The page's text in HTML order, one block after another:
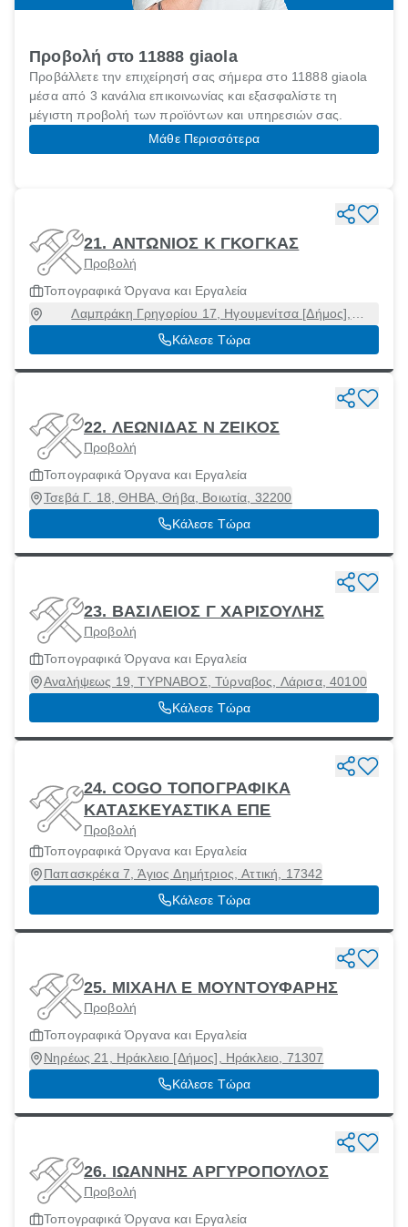
Προβολή στο 11888 giaola
Προβάλλετε την επιχείρησή σας σήμερα στο 11888 giaola
μέσα από 3 κανάλια επικοινωνίας και εξασφαλίστε τη
μέγιστη προβολή των προϊόντων και υπηρεσιών σας.
Μάθε Περισσότερα
21. ΑΝΤΩΝΙΟΣ Κ ΓΚΟΓΚΑΣ
Προβολή
Τοπογραφικά Όργανα και Εργαλεία
Λαμπράκη Γρηγορίου 17, Ηγουμενίτσα [Δήμος],
Θεσπρωτία, 46100
Κάλεσε Τώρα
22. ΛΕΩΝΙΔΑΣ Ν ΖΕΙΚΟΣ
Προβολή
Τοπογραφικά Όργανα και Εργαλεία
Τσεβά Γ. 18, ΘΗΒΑ, Θήβα, Βοιωτία, 32200
Κάλεσε Τώρα
23. ΒΑΣΙΛΕΙΟΣ Γ ΧΑΡΙΣΟΥΛΗΣ
Προβολή
Τοπογραφικά Όργανα και Εργαλεία
Αναλήψεως 19, ΤΥΡΝΑΒΟΣ, Τύρναβος, Λάρισα, 40100
Κάλεσε Τώρα
24. COGO ΤΟΠΟΓΡΑΦΙΚΑ
ΚΑΤΑΣΚΕΥΑΣΤΙΚΑ ΕΠΕ
Προβολή
Τοπογραφικά Όργανα και Εργαλεία
Παπασκρέκα 7, Άγιος Δημήτριος, Αττική, 17342
Κάλεσε Τώρα
25. ΜΙΧΑΗΛ Ε ΜΟΥΝΤΟΥΦΑΡΗΣ
Προβολή
Τοπογραφικά Όργανα και Εργαλεία
Νηρέως 21, Ηράκλειο [Δήμος], Ηράκλειο, 71307
Κάλεσε Τώρα
26. ΙΩΑΝΝΗΣ ΑΡΓΥΡΟΠΟΥΛΟΣ
Προβολή
Τοπογραφικά Όργανα και Εργαλεία